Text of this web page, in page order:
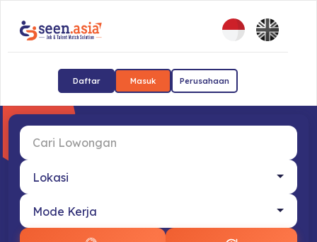
Daftar Masuk Perusahaan